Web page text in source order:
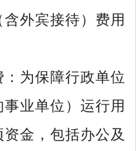
外宾接待）费用
为保障行政单位
事业单位）运行用
金，包括办公及